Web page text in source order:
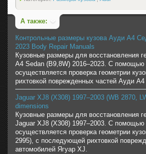
А также:
Контрольные размеры кузова Ауди А4
2023 Body Repair Manuals
Кузовные размеры для восстановления
A4 Sedan (B9,8W) 2016–2023. С помощью
осуществляется проверка геометрии
рихтовкой поврежденных частей Ауди
Jaguar XJ8 (X308) 1997–2003 (WB 2870,
dimensions
Кузовные размеры для восстановления
Jaguar XJ8 (X308) 1997–2003. С помощью
осуществляется проверка геометрии
2995), с последующей рихтовкой
автомобилей Ягуар XJ.